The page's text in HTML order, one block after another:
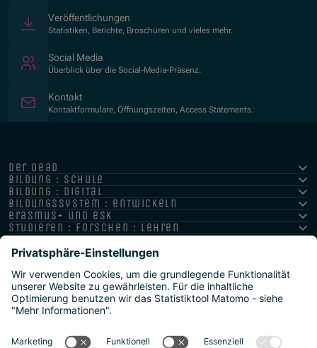
Veröffentlichungen
Statistiken, Berichte, Broschüren und vieles mehr.
Social Media
Überblick über die Social-Media-Präsenz.
Kontakt
Kontaktformulare, Öffnungszeiten, Access Statements.
der oead
bildung : schule
bildung : digital
bildungssystem : entwickeln
erasmus+ und esk
studieren : forschen : lehren
hochschule : strategie : international